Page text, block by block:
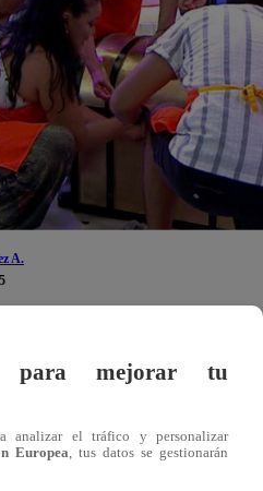
A.
Pericotitos
, Brandon y Eli
estilo mexicano deben estar
minutos de la preparación,
para mejorar tu
analizar el tráfico y personalizar
Europea, tus datos se gestionarán